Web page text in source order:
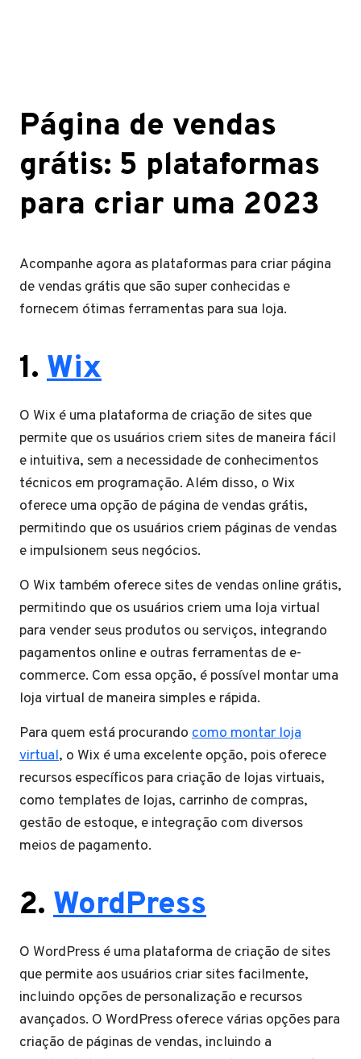
Página de vendas
grátis: 5 plataformas
para criar uma 2023
Acompanhe agora as plataformas para criar página
de vendas grátis que são super conhecidas e
fornecem ótimas ferramentas para sua loja.
1. Wix
O Wix é uma plataforma de criação de sites que
permite que os usuários criem sites de maneira fácil
e intuitiva, sem a necessidade de conhecimentos
técnicos em programação. Além disso, o Wix
oferece uma opção de página de vendas grátis,
permitindo que os usuários criem páginas de vendas
e impulsionem seus negócios.
O Wix também oferece sites de vendas online grátis,
permitindo que os usuários criem uma loja virtual
para vender seus produtos ou serviços, integrando
pagamentos online e outras ferramentas de e-
commerce. Com essa opção, é possível montar uma
loja virtual de maneira simples e rápida.
Para quem está procurando como montar loja
virtual, o Wix é uma excelente opção, pois oferece
recursos específicos para criação de lojas virtuais,
como templates de lojas, carrinho de compras,
gestão de estoque, e integração com diversos
meios de pagamento.
2. WordPress
O WordPress é uma plataforma de criação de sites
que permite aos usuários criar sites facilmente,
incluindo opções de personalização e recursos
avançados. O WordPress oferece várias opções para
criação de páginas de vendas, incluindo a